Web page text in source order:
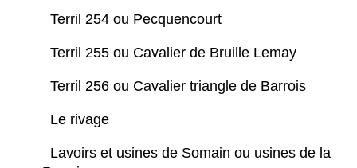
Terril 254 ou Pecquencourt
Terril 255 ou Cavalier de Bruille Lemay
Terril 256 ou Cavalier triangle de Barrois
Le rivage
Lavoirs et usines de Somain ou usines de la